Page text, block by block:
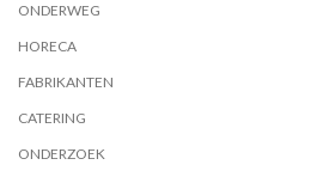
ONDERWEG
HORECA
FABRIKANTEN
CATERING
ONDERZOEK